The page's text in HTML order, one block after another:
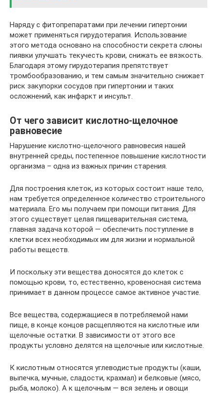
Наряду с фитопрепаратами при лечении гипертонии
может применяться гирудотерапия. Использование
этого метода основано на способности секрета слюны
пиявки улучшать текучесть крови, снижать ее вязкость.
Благодаря этому гирудотерапия препятствует
тромбообразованию, и тем самым значительно снижает
риск закупорки сосудов при гипертонии и таких
осложнений, как инфаркт и инсульт.
От чего зависит кислотно-щелочное
равновесие
Нарушение кислотно-щелочного равновесия нашей
внутренней среды, постепенное повышение кислотности
организма – одна из важных причин старения.
Для построения клеток, из которых состоит наше тело,
нам требуется определенное количество строительного
материала. Его мы получаем при помощи питания. Для
этого существует целая пищеварительная система,
главная задача которой — обеспечить поступление в
клетки всех необходимых им для жизни и нормальной
работы веществ.
И поскольку эти вещества доносятся до клеток с
помощью крови, то, естественно, кровеносная система
принимает в данном процессе самое активное участие.
Все вещества, содержащиеся в потребляемой нами
пище, в конце концов расщепляются на кислотные или
щелочные остатки. В зависимости от этого все
продукты условно делятся на щелочные или кислотные.
К кислотным относятся углеводистые продукты (каши,
выпечка, мучные, сладости, крахмал) и белковые (мясо,
рыба, молоко). А к щелочным — вся зелень и овощи